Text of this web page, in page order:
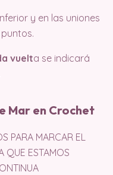
y en las uniones
vuelta se indicará
Mar en Crochet
PARA MARCAR EL
QUE ESTAMOS